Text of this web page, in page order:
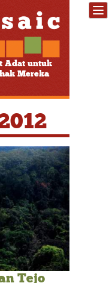
Adat untuk
Mereka
Tejo